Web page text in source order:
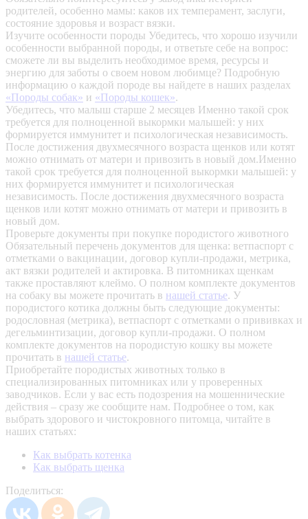
родителей, особенно мамы: каков их темперамент, заслуги,
состояние здоровья и возраст вязки.
Изучите особенности породы Убедитесь, что хорошо изучили
особенности выбранной породы, и ответьте себе на вопрос:
сможете ли вы выделить необходимое время, ресурсы и
энергию для заботы о своем новом любимце? Подробную
информацию о каждой породе вы найдете в наших разделах
«Породы собак» и «Породы кошек».
Убедитесь, что малыш старше 2 месяцев Именно такой срок
требуется для полноценной выкормки малышей: у них
формируется иммунитет и психологическая независимость.
После достижения двухмесячного возраста щенков или котят
можно отнимать от матери и привозить в новый дом.Именно
такой срок требуется для полноценной выкормки малышей: у
них формируется иммунитет и психологическая
независимость. После достижения двухмесячного возраста
щенков или котят можно отнимать от матери и привозить в
новый дом.
Проверьте документы при покупке породистого животного
Обязательный перечень документов для щенка: ветпаспорт с
отметками о вакцинации, договор купли-продажи, метрика,
акт вязки родителей и актировка. В питомниках щенкам
также проставляют клеймо. О полном комплекте документов
на собаку вы можете прочитать в нашей статье. У
породистого котика должны быть следующие документы:
родословная (метрика), ветпаспорт с отметками о прививках и
дегельминтизации, договор купли-продажи. О полном
комплекте документов на породистую кошку вы можете
прочитать в нашей статье.
Приобретайте породистых животных только в
специализированных питомниках или у проверенных
заводчиков. Если у вас есть подозрения на мошеннические
действия – сразу же сообщите нам. Подробнее о том, как
выбрать здорового и чистокровного питомца, читайте в
наших статьях:
Как выбрать котенка
Как выбрать щенка
Поделиться: